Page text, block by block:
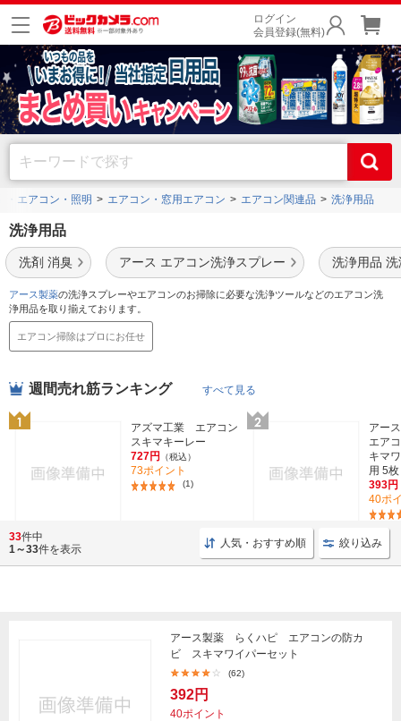
ログイン
会員登録(無料)
・エアコン・照明 エアコン・窓用エアコン エアコン関連品 洗浄用品
洗浄用品
洗剤 消臭 アース エアコン洗浄スプレー 洗浄用品 洗
アース製薬の洗浄スプレーやエアコンのお掃除に必要な洗浄ツールなどのエアコン洗
浄用品を取り揃えております。
エアコン掃除はプロにお任せ
週間売れ筋ランキング すべて見る
アズマ工業 エアコン
スキマキーレー
727円
（税込）
73ポイント
(1)
アー
エア
キマ
用 5枚
393円
40ポ
33件中
1～33件を表示 人気・おすすめ順 絞り込み
アース製薬 らくハピ エアコンの防カ
ビ スキマワイパーセット
(62)
392円
40ポイント